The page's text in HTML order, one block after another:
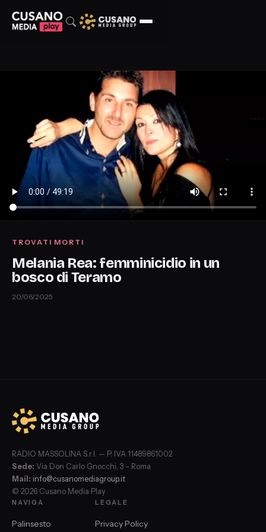
TROVATI MORTI
Melania Rea: femminicidio in un
bosco di Teramo
20/06/2025
RADIO MASSOLINA S.r.l. — P. IVA 11489861002
Sede: Via Don Carlo Gnocchi, 3 – Roma
Mail: info@cusanomediagroup.it
© 2026 Cusano Media Play
NAVIGA
Palinsesto
LEGALE
Privacy Policy